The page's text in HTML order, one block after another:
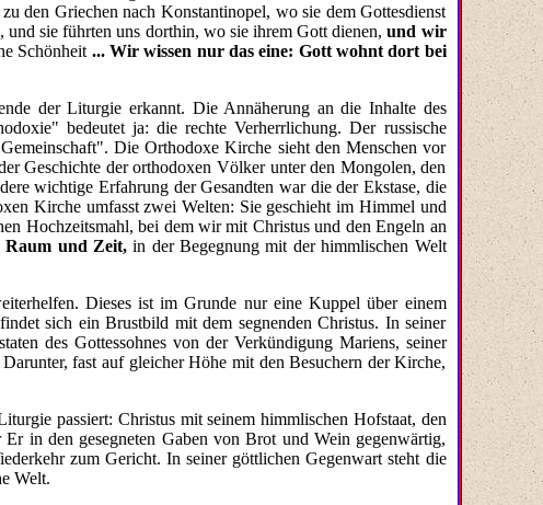
den Griechen nach Konstantinopel, wo sie dem Gottesdienst
sie führten uns dorthin, wo sie ihrem Gott dienen,und wir
Schönheit ... Wir wissen nur das eine: Gott wohnt dort bei
der Liturgie erkannt. Die Annäherung an die Inhalte des
bedeutet ja: die rechte Verherrlichung. Der russische
Die Orthodoxe Kirche sieht den Menschen vor
Geschichte der orthodoxen Völker unter den Mongolen, den
wichtige Erfahrung der Gesandten war die der Ekstase, die
Kirche umfasst zwei Welten: Sie geschieht im Himmel und
Hochzeitsmahl, bei dem wir mit Christus und den Engeln an
Raum und Zeit, in der Begegnung mit der himmlischen Welt
Dieses ist im Grunde nur eine Kuppel über einem
sich ein Brustbild mit dem segnenden Christus. In seiner
des Gottessohnes von der Verkündigung Mariens, seiner
fast auf gleicher Höhe mit den Besuchern der Kirche,
passiert: Christus mit seinem himmlischen Hofstaat, den
in den gesegneten Gaben von Brot und Wein gegenwärtig,
zum Gericht. In seiner göttlichen Gegenwart steht die
Welt.